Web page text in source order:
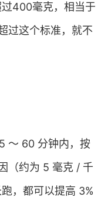
400毫克，相当于
过这个标准，就不
～ 60 分钟内，按
（约为 5 毫克 / 千
，都可以提高 3%